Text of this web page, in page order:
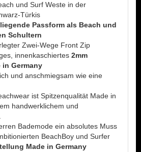
und Surf Weste in der
Türkis
Passform als Beach und
Schultern
Zwei-Wege Front Zip
innenkaschiertes 2mm
in Germany
und anschmiegsam wie eine
ist Spitzenqualität Made in
handwerklichem und
Bademode ein absolutes Muss
BeachBoy und Surfer
Made in Germany